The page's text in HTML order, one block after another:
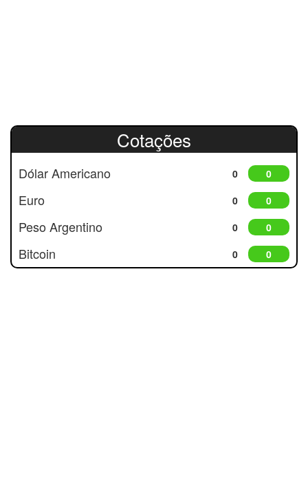
Cotações
Dólar Americano 0 0
Euro 0 0
Peso Argentino 0 0
Bitcoin 0 0